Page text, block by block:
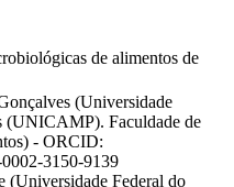
de alimentos de
(Universidade
(UNICAMP). Faculdade de
- ORCID:
3150-9139
(Universidade Federal do